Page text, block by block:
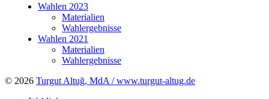
Wahlen 2023
Materialien
Wahlergebnisse
Wahlen 2021
Materialien
Wahlergebnisse
© 2026 Turgut Altuğ, MdA / www.turgut-altug.de